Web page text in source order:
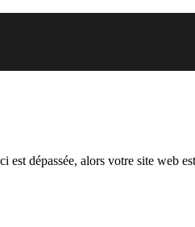
dépassée, alors votre site web